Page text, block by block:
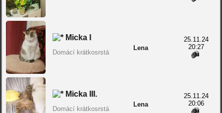
Micka I
Domácí krátkosrstá
Lena
25.11.24
20:27
Micka III.
Domácí krátkosrstá
Lena
25.11.24
20:06